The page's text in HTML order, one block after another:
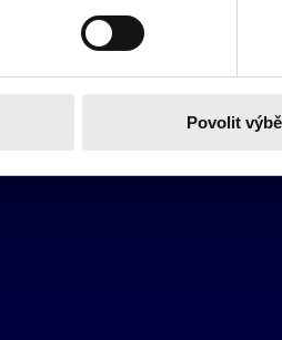
Povolit